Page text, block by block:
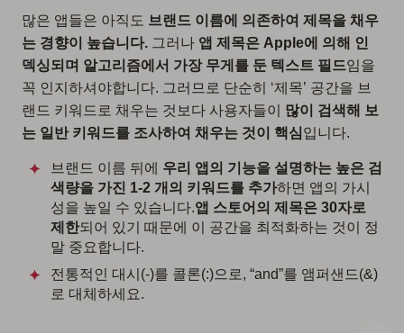
많은 앱들은 아직도 브랜드 이름에 의존하여 제목을 채우
는 경향이 높습니다. 그러나 앱 제목은 Apple에 의해 인
덱싱되며 알고리즘에서 가장 무게를 둔 텍스트 필드임을
꼭 인지하셔야합니다. 그러므로 단순히 ‘제목’ 공간을 브
랜드 키워드로 채우는 것보다 사용자들이 많이 검색해 보
는 일반 키워드를 조사하여 채우는 것이 핵심 입니다.
브랜드 이름 뒤에 우리 앱의 기능을 설명하는 높은 검
색량을 가진 1-2 개의 키워드를 추가하면 앱의 가시
성을 높일 수 있습니다.앱 스토어의 제목은 30자로
제한되어 있기 때문에 이 공간을 최적화하는 것이 정
말 중요합니다.
전통적인 대시(-)를 콜론(:)으로, “and”를 앰퍼샌드(&)
로 대체하세요.